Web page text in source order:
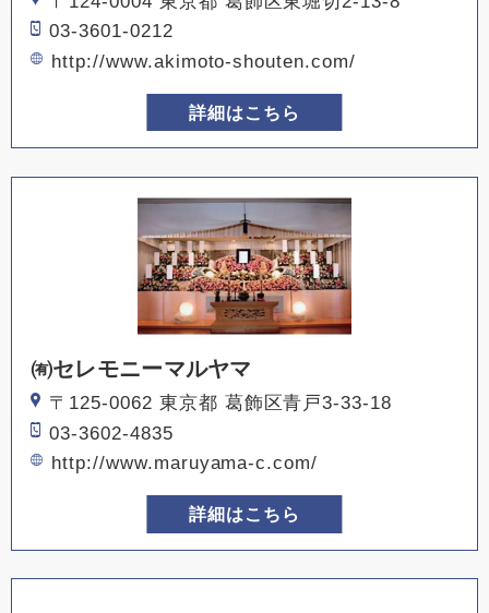
03-3601-0212
http://www.akimoto-shouten.com/
詳細はこちら
㈲セレモニーマルヤマ
〒125-0062 東京都 葛飾区青戸3-33-18
03-3602-4835
http://www.maruyama-c.com/
詳細はこちら